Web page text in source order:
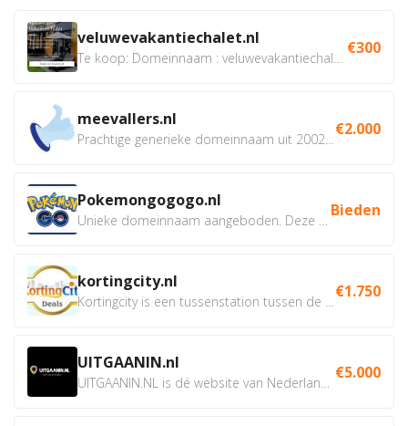
veluwevakantiechalet.nl €300
meevallers.nl €2.000
Pokemongogogo.nl Bieden
kortingcity.nl €1.750
UITGAANIN.nl €5.000